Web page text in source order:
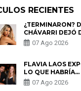
RECIENTES
¿TERMINARON?
CHÁVARRI DEJÓ
SEGUIR A
HERRERA Y
07 Ago 2026
FLAVIA LAOS
LO QUE HABRÍA
BUSCADO PABLO
HEREDIA CON ALE
07 Ago 2026